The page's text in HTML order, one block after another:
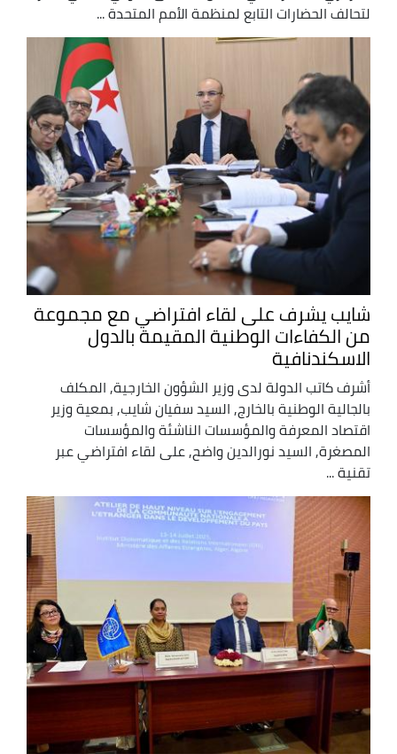
لتحالف الحضارات التابع لمنظمة الأمم المتحدة ...
شايب يشرف على لقاء افتراضي مع مجموعة
من الكفاءات الوطنية المقيمة بالدول
الاسكندنافية
أشرف كاتب الدولة لدى وزير الشؤون الخارجية, المكلف
بالجالية الوطنية بالخارج, السيد سفيان شايب, بمعية وزير
اقتصاد المعرفة والمؤسسات الناشئة والمؤسسات
المصغرة, السيد نورالدين واضح, على لقاء افتراضي عبر
تقنية ...